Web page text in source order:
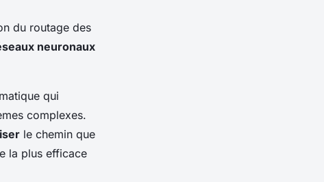
du routage des
neuronaux
qui
complexes.
le chemin que
la plus efficace